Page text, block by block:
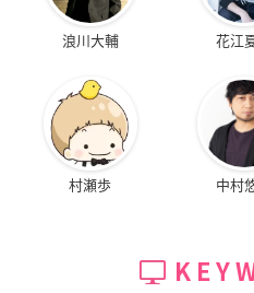
浪川大輔 花江
村瀬歩 中村